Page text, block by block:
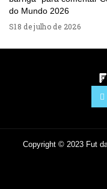
do Mundo 2026
18 de julho de 2026
Copyright © 2023 Fut